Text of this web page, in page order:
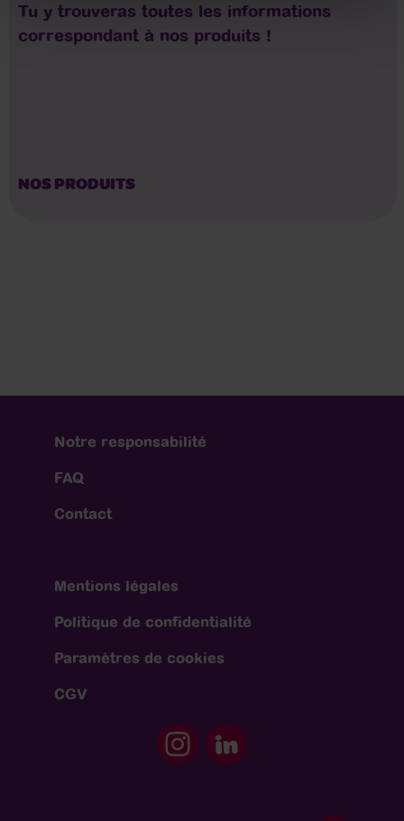
Tu y trouveras toutes les informations
correspondant à nos produits !
NOS PRODUITS
Notre responsabilité
FAQ
Contact
Mentions légales
Politique de confidentialité
Paramètres de cookies
CGV